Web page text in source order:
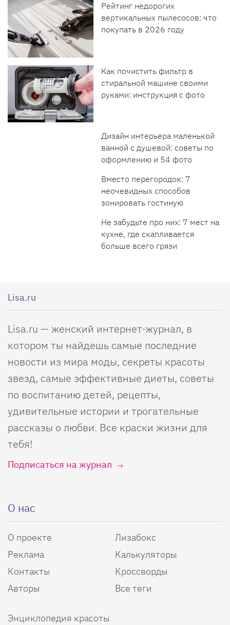
Рейтинг недорогих
вертикальных пылесосов: что
покупать в 2026 году
Как почистить фильтр в
стиральной машине своими
руками: инструкция с фото
Дизайн интерьера маленькой
ванной с душевой: советы по
оформлению и 54 фото
Вместо перегородок: 7
неочевидных способов
зонировать гостиную
Не забудьте про них: 7 мест на
кухне, где скапливается
больше всего грязи
Lisa.ru
Lisa.ru — женский интернет-журнал, в
котором ты найдешь самые последние
новости из мира моды, секреты красоты
звезд, самые эффективные диеты, советы
по воспитанию детей, рецепты,
удивительные истории и трогательные
рассказы о любви. Все краски жизни для
тебя!
Подписаться на журнал
О нас
О проекте
Реклама
Контакты
Авторы
Лизабокс
Калькуляторы
Кроссворды
Все теги
Энциклопедия красоты